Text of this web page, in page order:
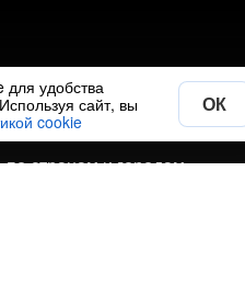
по городам
по странам и городам
удобства
сайт, вы
cookie
ОК